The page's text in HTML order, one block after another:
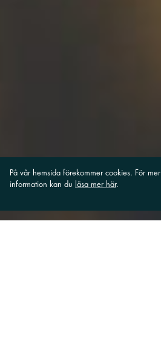
På vår hemsida förekommer cookies. För mer
information kan du
läsa mer här.